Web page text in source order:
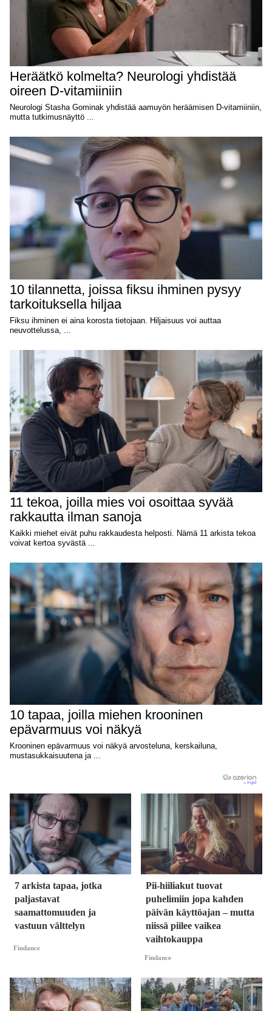
7 arkista tapaa, jotka
paljastavat
saamattomuuden ja
vastuun välttelyn
Findance
Pii-hiiliakut tuovat
puhelimiin jopa kahden
päivän käyttöajan – mutta
niissä piilee vaikea
vaihtokauppa
Findance